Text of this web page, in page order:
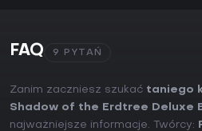
FAQ 9 PYTAŃ
Zanim zaczniesz szukać taniego
Shadow of the Erdtree Deluxe
najważniejsze informacje. Twórcy: